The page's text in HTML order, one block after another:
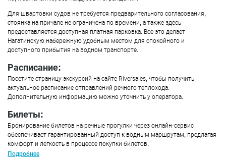
Для швартовки судов не требуется предварительного согласования,
стоянка на причале не ограничена по времени, а также здесь
предоставляется доступная платная парковка. Все это делает
Нагатинскую набережную удобным местом для спокойного и
доступного прибытия на водном транспорте.
Расписание:
Посетите страницу экскурсий на сайте Riversales, чтобы получить
актуальное расписание отправлений речного теплохода.
Дополнительную информацию можно уточнить у оператора.
Билеты:
Бронирование билетов на речные прогулки через онлайн-сервис
обеспечивает гарантированный доступ к водным маршрутам, предлагая
комфорт и легкость в процессе покупки билетов.
Подробнее